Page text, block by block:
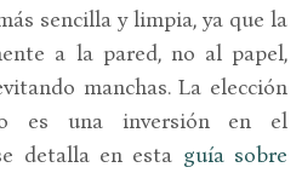
sencilla y limpia, ya que la
a la pared, no al papel,
manchas. La elección
es una inversión en el
detalla en esta guía sobre